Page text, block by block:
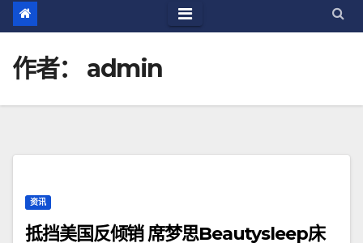
作者： admin
资讯
抵挡美国反倾销 席梦思Beautysleep床